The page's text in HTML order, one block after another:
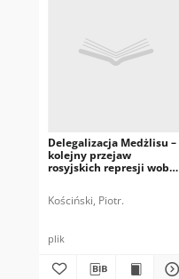
Delegalizacja Medżlisu –
kolejny przejaw
rosyjskich represji wobec
Kościński, Piotr.
plik